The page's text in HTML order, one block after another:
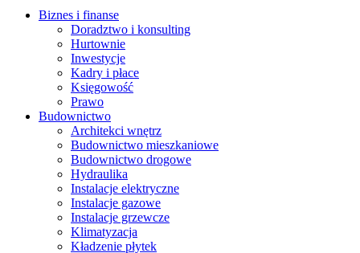
Biznes i finanse
Doradztwo i konsulting
Hurtownie
Inwestycje
Kadry i płace
Księgowość
Prawo
Budownictwo
Architekci wnętrz
Budownictwo mieszkaniowe
Budownictwo drogowe
Hydraulika
Instalacje elektryczne
Instalacje gazowe
Instalacje grzewcze
Klimatyzacja
Kładzenie płytek